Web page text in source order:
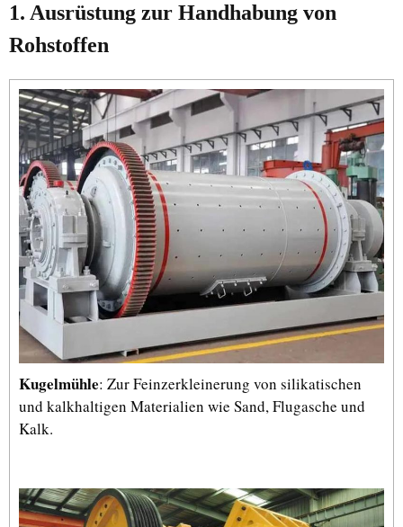
1. Ausrüstung zur Handhabung von
Rohstoffen
Kugelmühle: Zur Feinzerkleinerung von silikatischen
und kalkhaltigen Materialien wie Sand, Flugasche und
Kalk.